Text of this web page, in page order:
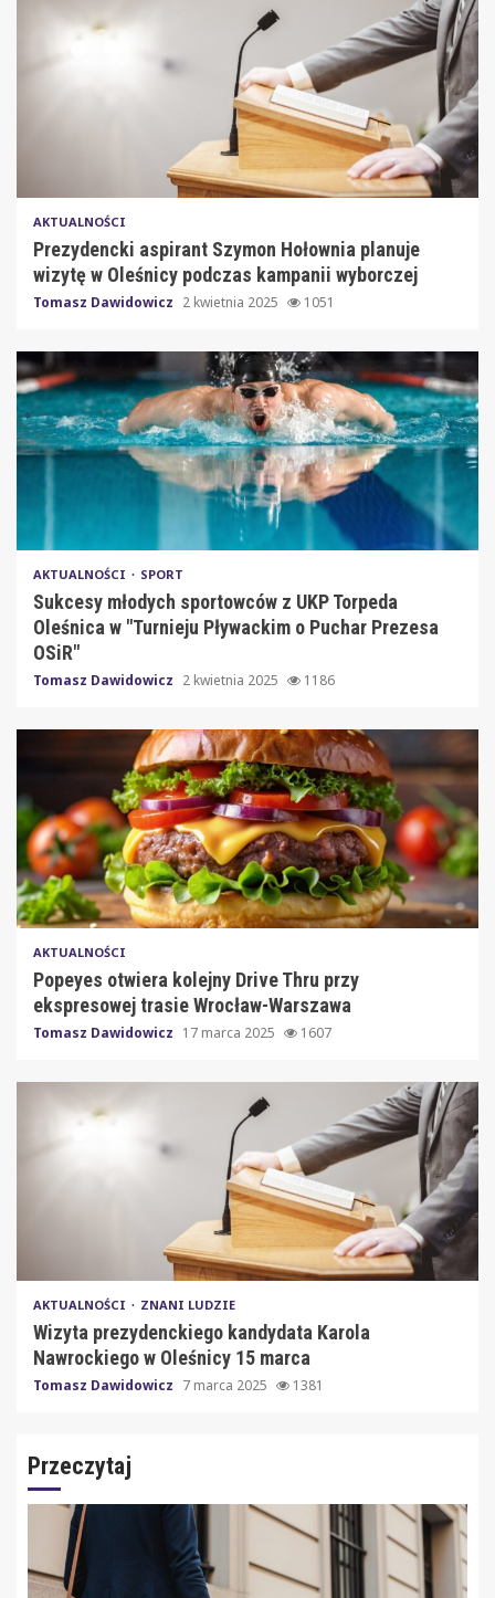
AKTUALNOŚCI
Prezydencki aspirant Szymon Hołownia planuje
wizytę w Oleśnicy podczas kampanii wyborczej
Tomasz Dawidowicz 2 kwietnia 2025 1051
AKTUALNOŚCI SPORT
Sukcesy młodych sportowców z UKP Torpeda
Oleśnica w "Turnieju Pływackim o Puchar Prezesa
OSiR"
Tomasz Dawidowicz 2 kwietnia 2025 1186
AKTUALNOŚCI
Popeyes otwiera kolejny Drive Thru przy
ekspresowej trasie Wrocław-Warszawa
Tomasz Dawidowicz 17 marca 2025 1607
AKTUALNOŚCI ZNANI LUDZIE
Wizyta prezydenckiego kandydata Karola
Nawrockiego w Oleśnicy 15 marca
Tomasz Dawidowicz 7 marca 2025 1381
Przeczytaj